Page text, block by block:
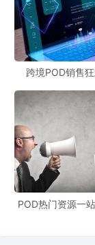
消费者的购物体验
站可以为从业者提
以帮助他们更高效
及时了解市场变化
跨境POD销售
POD热门资源一